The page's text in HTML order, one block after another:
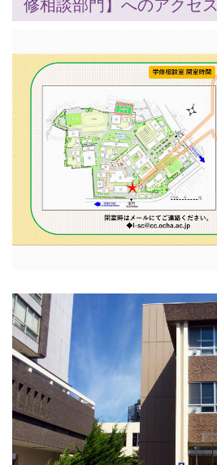
修相談部門】へのアクセス